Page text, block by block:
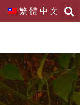
繁體中文